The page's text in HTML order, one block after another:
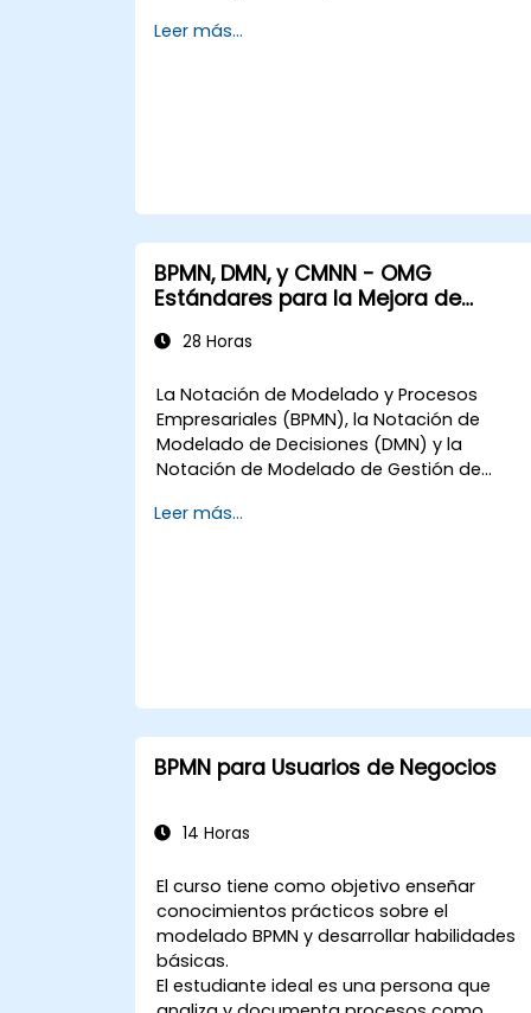
durante las clases teóricas se presentarán
4. Gobernanza y estrategias de negocio
Leer más...
BPMN, DMN, y CMNN - OMG
Estándares para la Mejora de
28 Horas
La Notación de Modelado y Procesos
Empresariales (BPMN), la Notación de
Modelado de Decisiones (DMN) y la
Notación de Modelado de Gestión de
Grupo de Gestión de Objetos (OMG) para
Leer más...
BPMN para Usuarios de Negocios
14 Horas
El curso tiene como objetivo enseñar
conocimientos prácticos sobre el
modelado BPMN y desarrollar habilidades
básicas.
El estudiante ideal es una persona que